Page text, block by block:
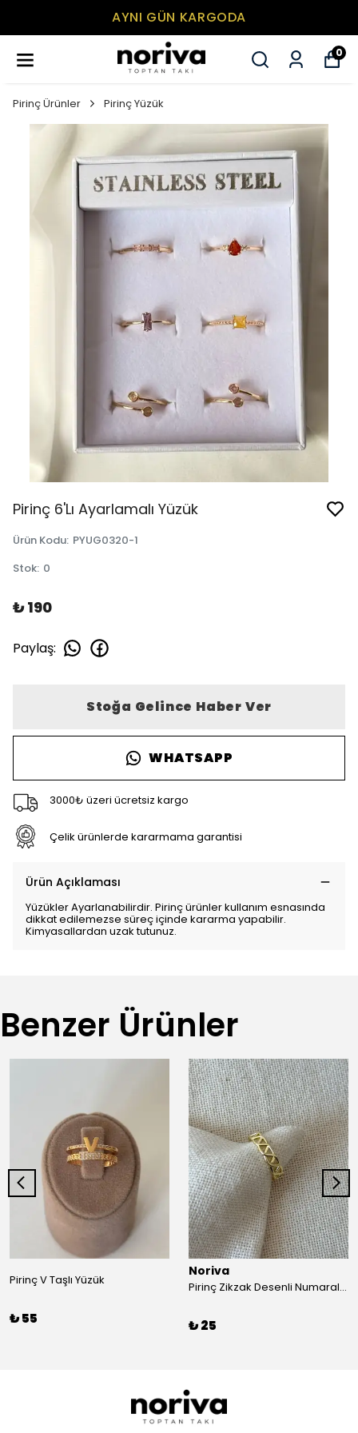
AYNI GÜN KARGODA
0
Pirinç Ürünler Pirinç Yüzük
Pirinç 6'Lı Ayarlamalı Yüzük
Ürün Kodu: PYUG0320-1
Stok: 0
₺ 190
Paylaş:
Stoğa Gelince Haber Ver
WHATSAPP
3000₺ üzeri ücretsiz kargo
Çelik ürünlerde kararmama garantisi
Ürün Açıklaması
Yüzükler Ayarlanabilirdir. Pirinç ürünler kullanım esnasında
dikkat edilemezse süreç içinde kararma yapabilir.
Kimyasallardan uzak tutunuz.
Benzer Ürünler
Pirinç V Taşlı Yüzük
₺ 55
Noriva
Pirinç Zikzak Desenli Numaralı Yüzük
₺ 25